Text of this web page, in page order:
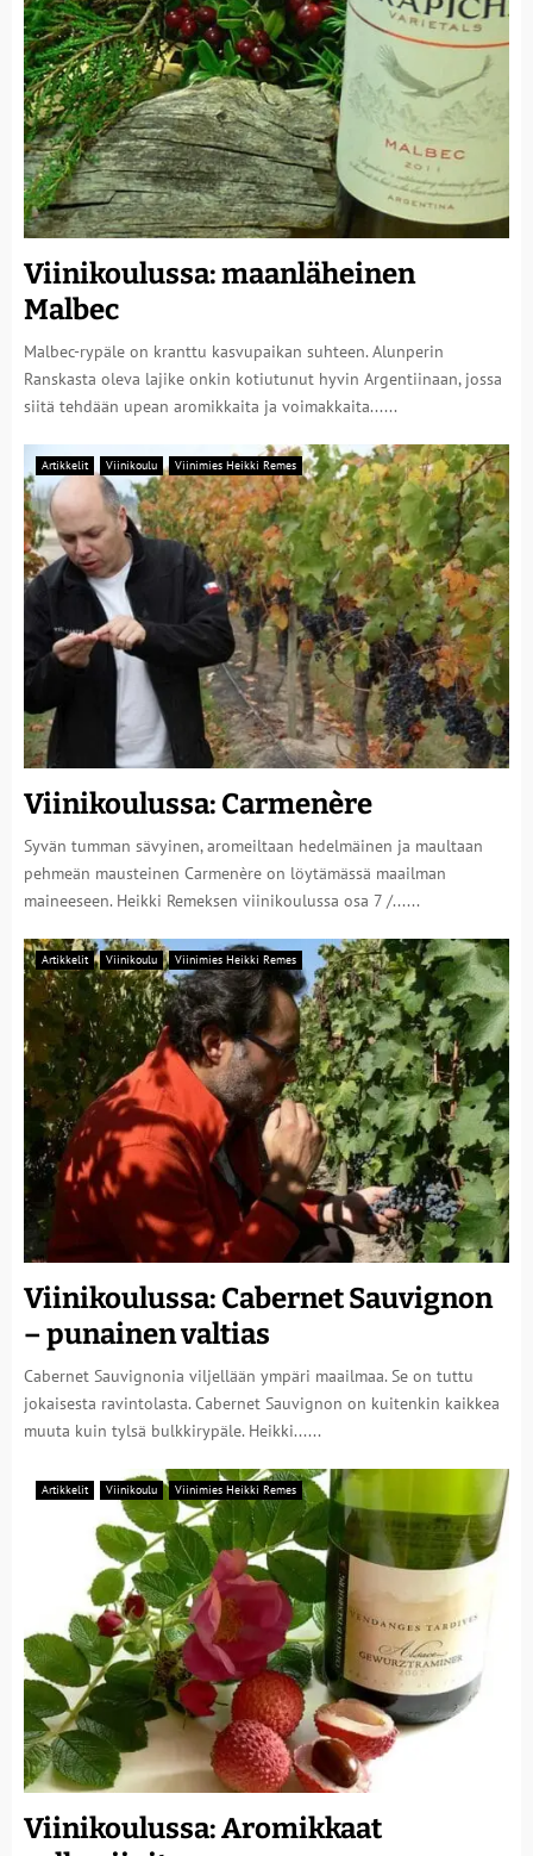
Viinikoulussa: maanläheinen
Malbec
Malbec-rypäle on kranttu kasvupaikan suhteen. Alunperin
Ranskasta oleva lajike onkin kotiutunut hyvin Argentiinaan, jossa
siitä tehdään upean aromikkaita ja voimakkaita......
Artikkelit Viinikoulu Viinimies Heikki Remes
Viinikoulussa: Carmenère
Syvän tumman sävyinen, aromeiltaan hedelmäinen ja maultaan
pehmeän mausteinen Carmenère on löytämässä maailman
maineeseen. Heikki Remeksen viinikoulussa osa 7 /......
Artikkelit Viinikoulu Viinimies Heikki Remes
Viinikoulussa: Cabernet Sauvignon
– punainen valtias
Cabernet Sauvignonia viljellään ympäri maailmaa. Se on tuttu
jokaisesta ravintolasta. Cabernet Sauvignon on kuitenkin kaikkea
muuta kuin tylsä bulkkirypäle. Heikki......
Artikkelit Viinikoulu Viinimies Heikki Remes
Viinikoulussa: Aromikkaat